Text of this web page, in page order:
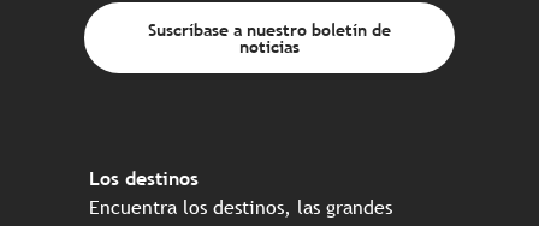
Suscríbase a nuestro boletín de
noticias
Los destinos
Encuentra los destinos, las grandes